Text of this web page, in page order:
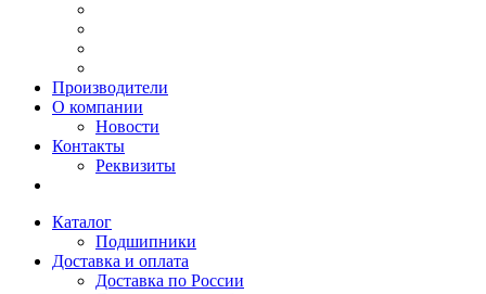
Производители
О компании
Новости
Контакты
Реквизиты
Каталог
Подшипники
Доставка и оплата
Доставка по России